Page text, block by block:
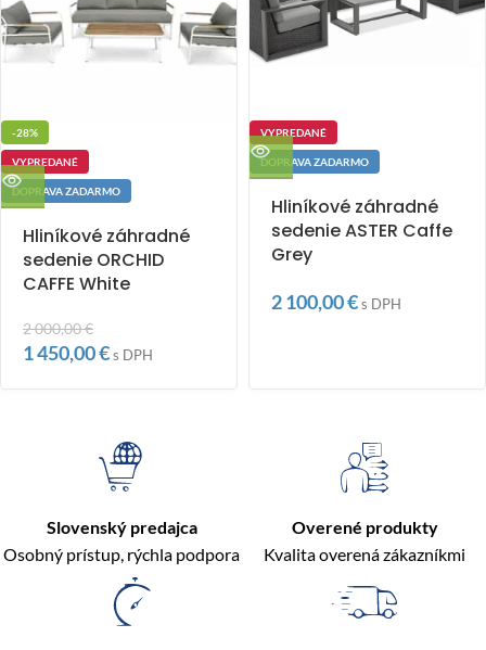
-28%
VYPREDANÉ
DOPRAVA ZADARMO
Hliníkové záhradné
sedenie ORCHID
CAFFE White
2 000,00€
1 450,00€s DPH
VYPREDANÉ
DOPRAVA ZADARMO
Hliníkové záhradné
sedenie ASTER Caffe
Grey
2 100,00€s DPH
Slovenský predajca
Osobný prístup, rýchla podpora
Overené produkty
Kvalita overená zákazníkmi